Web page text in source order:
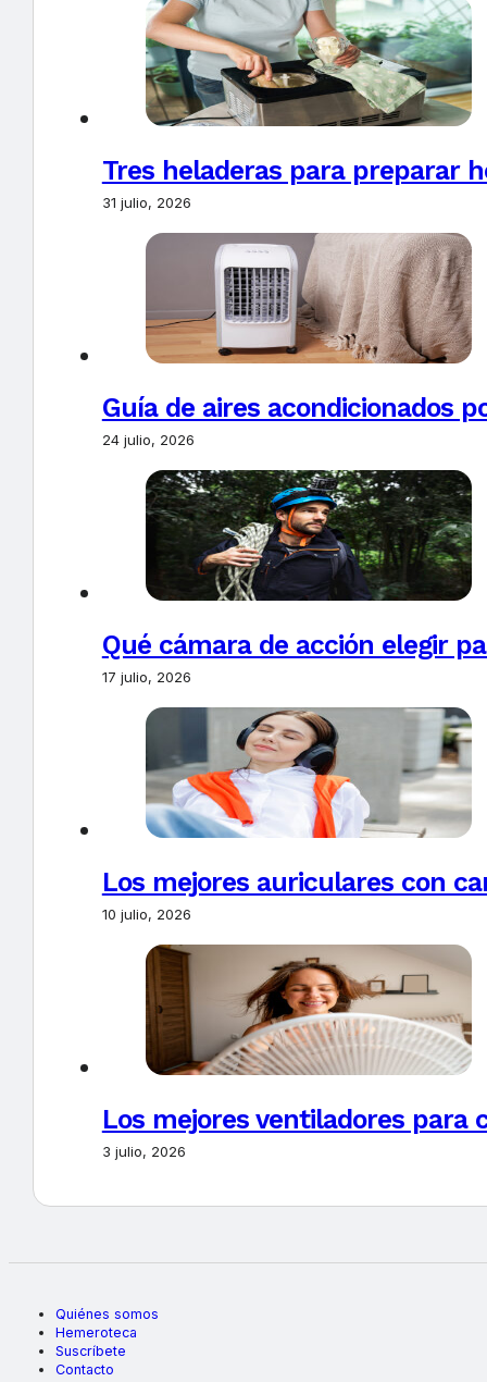
Tres heladeras para preparar
31 julio, 2026
Guía de aires acondicionados
24 julio, 2026
Qué cámara de acción elegir
17 julio, 2026
Los mejores auriculares con
10 julio, 2026
Los mejores ventiladores para
3 julio, 2026
Quiénes somos
Hemeroteca
Suscríbete
Contacto